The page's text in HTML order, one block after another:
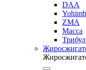
DAA
ZMA
Масса